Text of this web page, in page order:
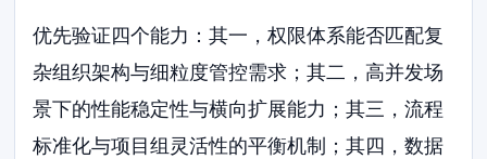
优先验证四个能力：其一，权限体系能否匹配复
杂组织架构与细粒度管控需求；其二，高并发场
景下的性能稳定性与横向扩展能力；其三，流程
标准化与项目组灵活性的平衡机制；其四，数据